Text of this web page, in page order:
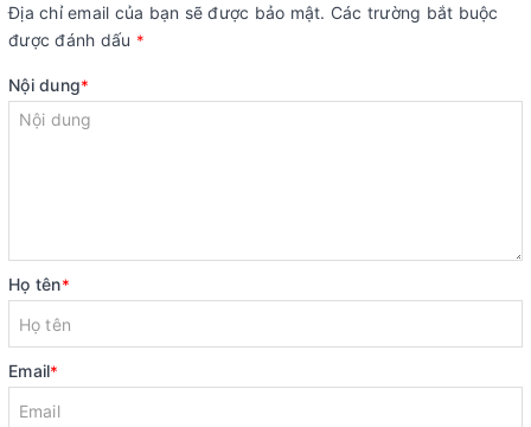
Địa chỉ email của bạn sẽ được bảo mật. Các trường bắt buộc
được đánh dấu *
Nội dung*
Họ tên*
Email*